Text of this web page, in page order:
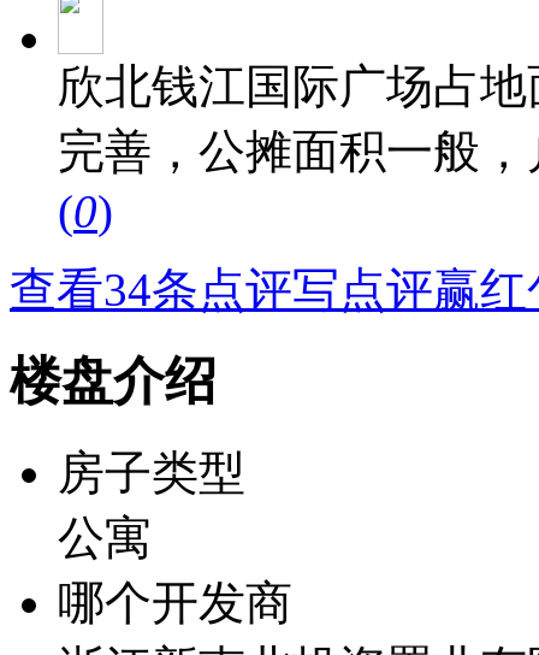
欣北钱江国际广场占
完善，公摊面积一般
(0)
查看34条点评写点评赢
楼盘介绍
房子类型
公寓
哪个开发商